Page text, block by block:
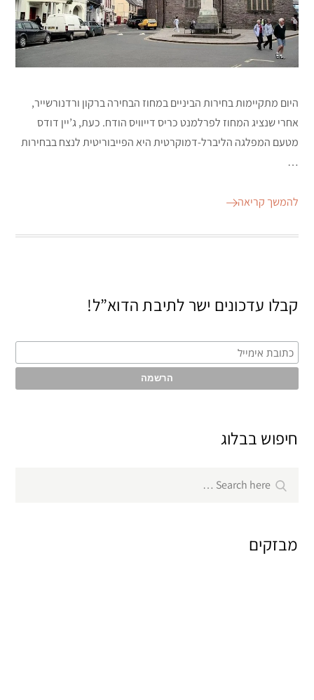
היום מתקיימות בחירות הביניים במחוז הבחירה ברקון ורדנורשייר,
אחרי שנציג המחוז לפרלמנט כריס דייוויס הודח. כעת, ג’יין דודס
מטעם המפלגה הליברל-דמוקרטית היא הפייבוריטית לנצח בבחירות
…
להמשך קריאה
קבלו עדכונים ישר לתיבת הדוא”ל!
חיפוש בבלוג
for:
Search
מבזקים